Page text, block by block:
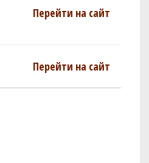
Перейти на сайт
Перейти на сайт